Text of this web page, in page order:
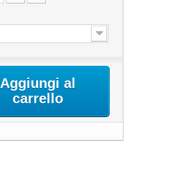
Aggiungi al
carrello